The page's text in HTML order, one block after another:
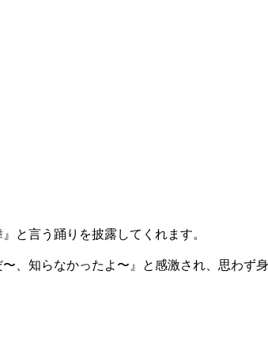
と言う踊りを披露してくれます。
、知らなかったよ〜』と感激され、思わず